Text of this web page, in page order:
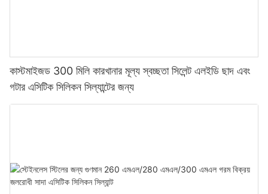
কাস্টমাইজড 300 মিলি কারখানার মূল্য স্বচ্ছতা সিলেন্ট এলইডি ছাদ এবং
গটার এসিটিক সিলিকন সিল্যান্টের জন্য